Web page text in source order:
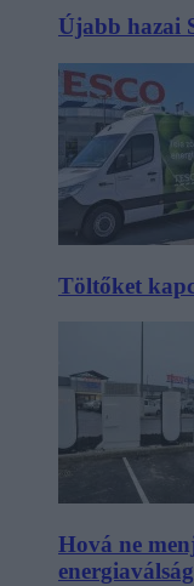
Újabb hazai
Töltőket
Hová ne